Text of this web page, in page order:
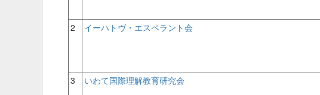
2
イーハトヴ・エスペラント会
3
いわて国際理解教育研究会